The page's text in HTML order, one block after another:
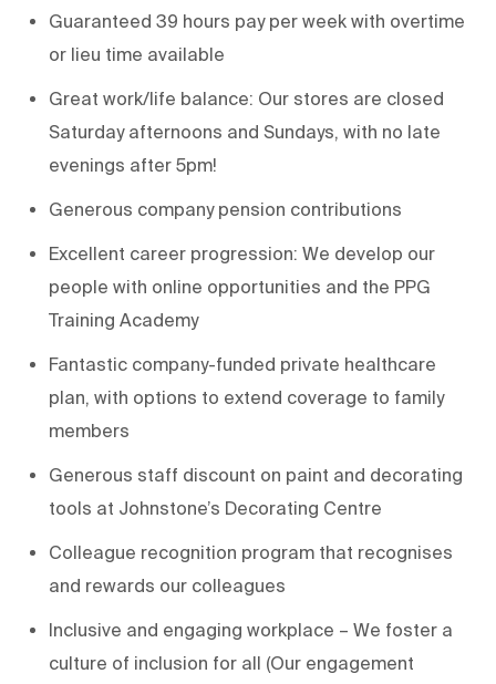
Guaranteed 39 hours pay per week with overtime
or lieu time available
Great work/life balance: Our stores are closed
Saturday afternoons and Sundays, with no late
evenings after 5pm!
Generous company pension contributions
Excellent career progression: We develop our
people with online opportunities and the PPG
Training Academy
Fantastic company-funded private healthcare
plan, with options to extend coverage to family
members
Generous staff discount on paint and decorating
tools at Johnstone’s Decorating Centre
Colleague recognition program that recognises
and rewards our colleagues
Inclusive and engaging workplace – We foster a
culture of inclusion for all (Our engagement